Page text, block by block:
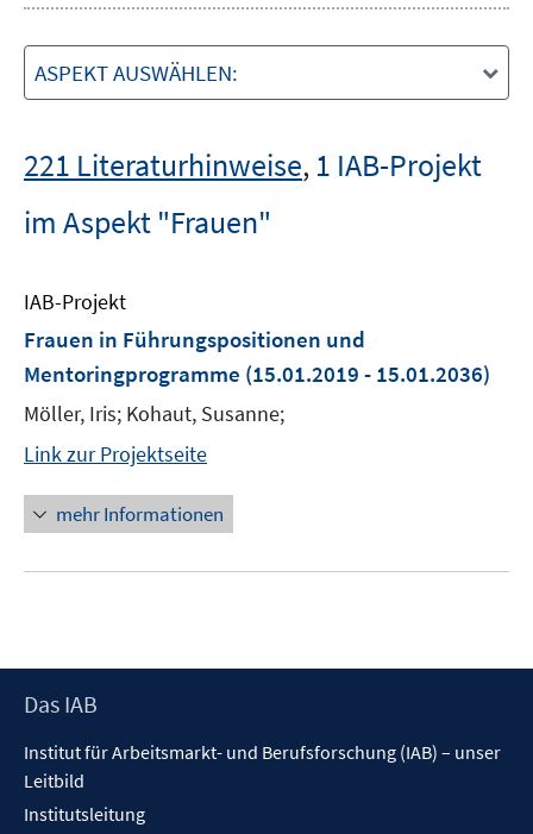
ASPEKT AUSWÄHLEN:
221 Literaturhinweise, 1 IAB-Projekt
im Aspekt "Frauen"
IAB-Projekt
Frauen in Führungspositionen und
Mentoringprogramme (15.01.2019 - 15.01.2036)
Möller, Iris; Kohaut, Susanne;
Link zur Projektseite
mehr Informationen
Footer
Das IAB
Institut für Arbeitsmarkt- und Berufsforschung (IAB) – unser
Leitbild
Institutsleitung